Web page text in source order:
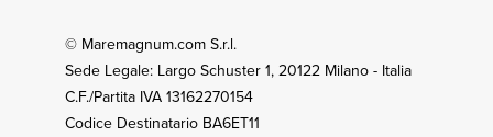
© Maremagnum.com S.r.l.
Sede Legale: Largo Schuster 1, 20122 Milano - Italia
C.F./Partita IVA 13162270154
Codice Destinatario BA6ET11